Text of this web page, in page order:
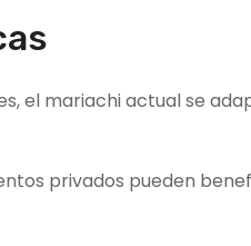
el mariachi actual se
privados pueden